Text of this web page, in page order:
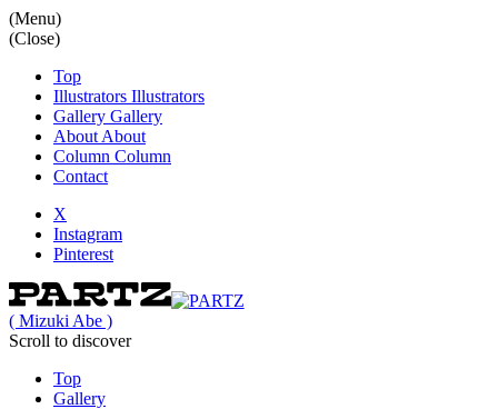
(Menu)
(Close)
Top
Illustrators Illustrators
Gallery Gallery
About About
Column Column
Contact
X
Instagram
Pinterest
( Mizuki Abe )
Scroll to discover
Top
Gallery